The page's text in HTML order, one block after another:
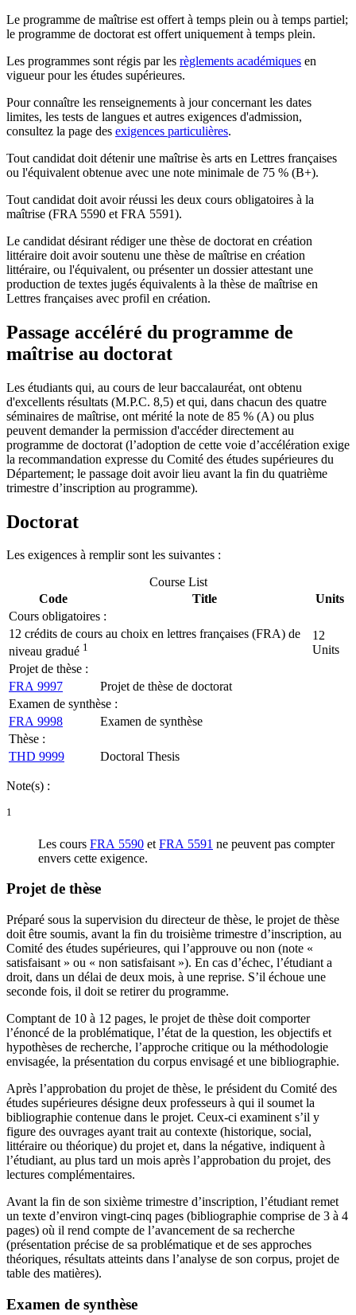
Le programme de maîtrise est offert à temps plein ou à temps partiel;
le programme de doctorat est offert uniquement à temps plein.
Les programmes sont régis par les règlements académiques en
vigueur pour les études supérieures.
Pour connaître les renseignements à jour concernant les dates
limites, les tests de langues et autres exigences d'admission,
consultez la page des exigences particulières.
Tout candidat doit détenir une maîtrise ès arts en Lettres françaises
ou l'équivalent obtenue avec une note minimale de 75 % (B+).
Tout candidat doit avoir réussi les deux cours obligatoires à la
maîtrise (FRA 5590 et FRA 5591).
Le candidat désirant rédiger une thèse de doctorat en création
littéraire doit avoir soutenu une thèse de maîtrise en création
littéraire, ou l'équivalent, ou présenter un dossier attestant une
production de textes jugés équivalents à la thèse de maîtrise en
Lettres françaises avec profil en création.
Passage accéléré du programme de
maîtrise au doctorat
Les étudiants qui, au cours de leur baccalauréat, ont obtenu
d'excellents résultats (M.P.C. 8,5) et qui, dans chacun des quatre
séminaires de maîtrise, ont mérité la note de 85 % (A) ou plus
peuvent demander la permission d'accéder directement au
programme de doctorat (l’adoption de cette voie d’accélération exige
la recommandation expresse du Comité des études supérieures du
Département; le passage doit avoir lieu avant la fin du quatrième
trimestre d’inscription au programme).
Doctorat
Les exigences à remplir sont les suivantes :
Course List
Code
Title
Units
Cours obligatoires :
12 crédits de cours au choix en lettres françaises (FRA) de
niveau gradué 1
12
Units
Projet de thèse :
FRA 9997
Projet de thèse de doctorat
Examen de synthèse :
FRA 9998
Examen de synthèse
Thèse :
THD 9999
Doctoral Thesis
Note(s) :
1
Les cours FRA 5590 et FRA 5591 ne peuvent pas compter
envers cette exigence.
Projet de thèse
Préparé sous la supervision du directeur de thèse, le projet de thèse
doit être soumis, avant la fin du troisième trimestre d’inscription, au
Comité des études supérieures, qui l’approuve ou non (note «
satisfaisant » ou « non satisfaisant »). En cas d’échec, l’étudiant a
droit, dans un délai de deux mois, à une reprise. S’il échoue une
seconde fois, il doit se retirer du programme.
Comptant de 10 à 12 pages, le projet de thèse doit comporter
l’énoncé de la problématique, l’état de la question, les objectifs et
hypothèses de recherche, l’approche critique ou la méthodologie
envisagée, la présentation du corpus envisagé et une bibliographie.
Après l’approbation du projet de thèse, le président du Comité des
études supérieures désigne deux professeurs à qui il soumet la
bibliographie contenue dans le projet. Ceux-ci examinent s’il y
figure des ouvrages ayant trait au contexte (historique, social,
littéraire ou théorique) du projet et, dans la négative, indiquent à
l’étudiant, au plus tard un mois après l’approbation du projet, des
lectures complémentaires.
Avant la fin de son sixième trimestre d’inscription, l’étudiant remet
un texte d’environ vingt-cinq pages (bibliographie comprise de 3 à 4
pages) où il rend compte de l’avancement de sa recherche
(présentation précise de sa problématique et de ses approches
théoriques, résultats atteints dans l’analyse de son corpus, projet de
table des matières).
Examen de synthèse